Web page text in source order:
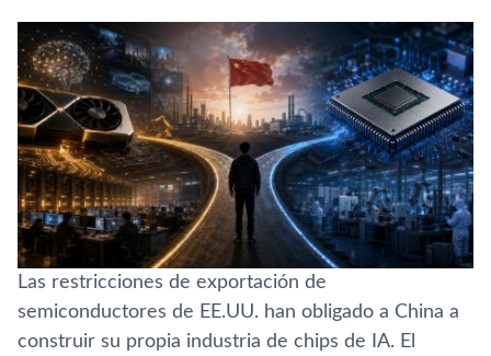
Las restricciones de exportación de
semiconductores de EE.UU. han obligado a China a
construir su propia industria de chips de IA. El